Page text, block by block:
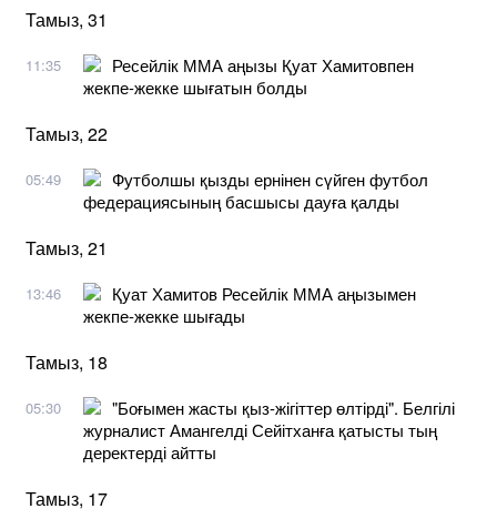
Тамыз, 31
11:35
Ресейлік ММА аңызы Қуат Хамитовпен
жекпе-жекке шығатын болды
Тамыз, 22
05:49
Футболшы қызды ернінен сүйген футбол
федерациясының басшысы дауға қалды
Тамыз, 21
13:46
Қуат Хамитов Ресейлік ММА аңызымен
жекпе-жекке шығады
Тамыз, 18
05:30
"Боғымен жасты қыз-жігіттер өлтірді". Белгілі
журналист Амангелді Сейітханға қатысты тың
деректерді айтты
Тамыз, 17